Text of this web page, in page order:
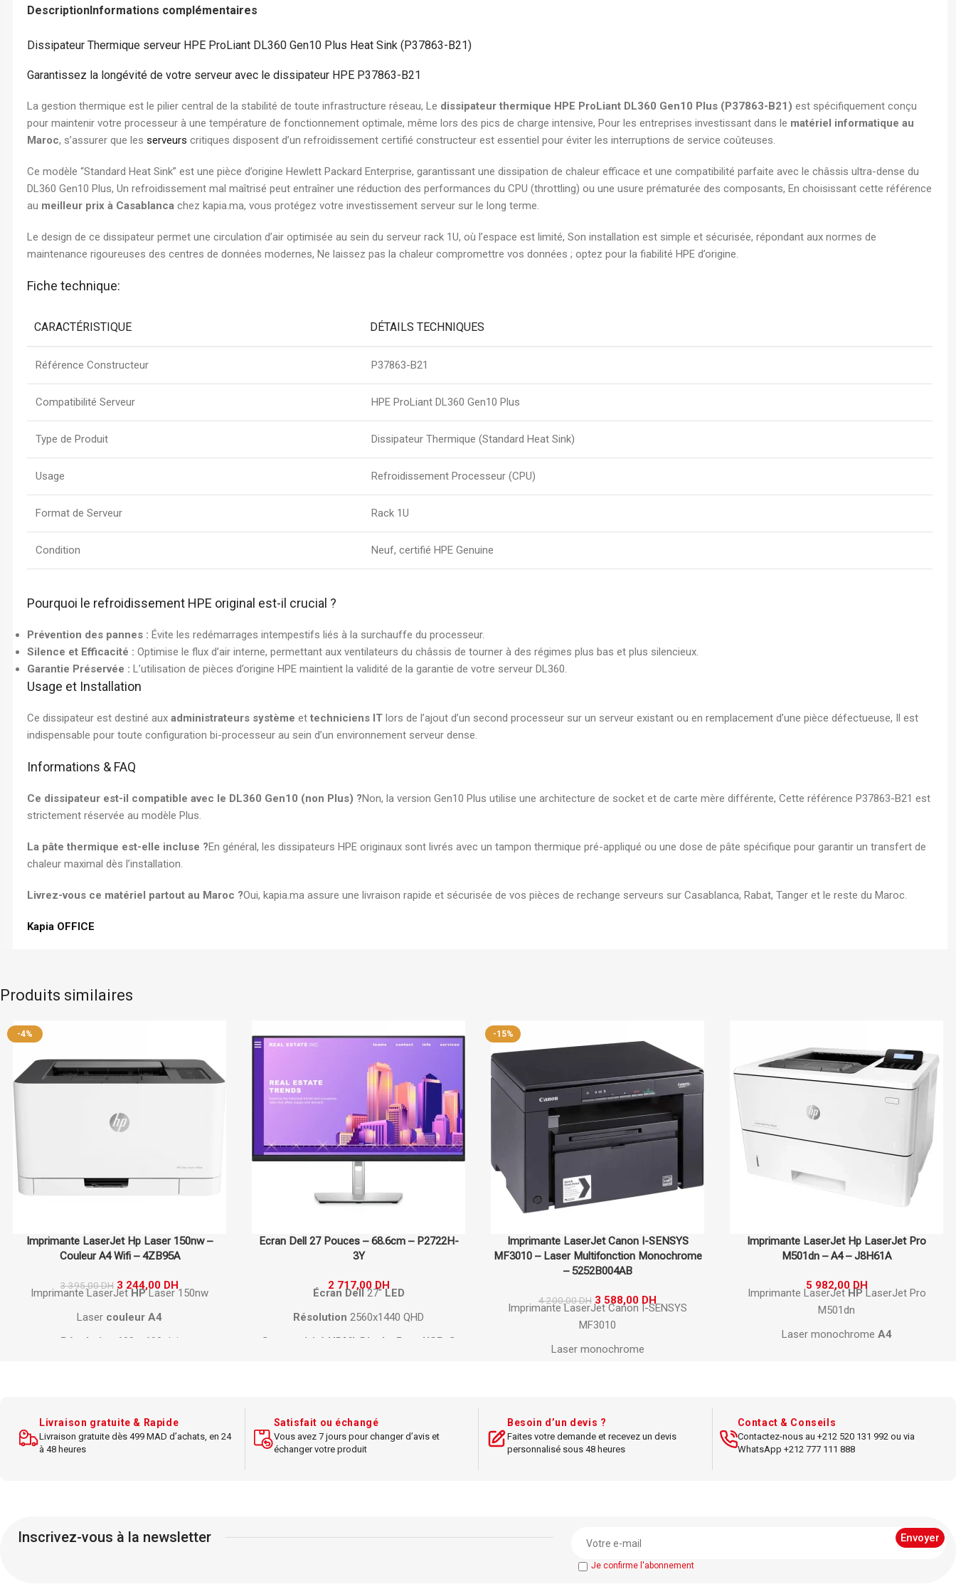
Chemise à Clip
Ramette Chemise
Boîte Archive Cartonnée
Boîte Archive en Poly
Dossier Suspendu
robuste pour archivage sécurisé
19,00 DH
DescriptionInformations complémentaires
Dissipateur Thermique serveur HPE ProLiant DL360 Gen10 Plus Heat Sink (P37863-B21)
Garantissez la longévité de votre serveur avec le dissipateur HPE P37863-B21
La gestion thermique est le pilier central de la stabilité de toute infrastructure réseau, Le dissipateur thermique HPE ProLiant DL360 Gen10 Plus (P37863-B21) est spécifiquement conçu
pour maintenir votre processeur à une température de fonctionnement optimale, même lors des pics de charge intensive, Pour les entreprises investissant dans le matériel informatique au
Maroc, s’assurer que les serveurs critiques disposent d’un refroidissement certifié constructeur est essentiel pour éviter les interruptions de service coûteuses.
Ce modèle “Standard Heat Sink” est une pièce d’origine Hewlett Packard Enterprise, garantissant une dissipation de chaleur efficace et une compatibilité parfaite avec le châssis ultra-dense du
DL360 Gen10 Plus, Un refroidissement mal maîtrisé peut entraîner une réduction des performances du CPU (throttling) ou une usure prématurée des composants, En choisissant cette référence
au meilleur prix à Casablanca chez kapia.ma, vous protégez votre investissement serveur sur le long terme.
Le design de ce dissipateur permet une circulation d’air optimisée au sein du serveur rack 1U, où l’espace est limité, Son installation est simple et sécurisée, répondant aux normes de
maintenance rigoureuses des centres de données modernes, Ne laissez pas la chaleur compromettre vos données ; optez pour la fiabilité HPE d’origine.
Fiche technique:
CARACTÉRISTIQUE DÉTAILS TECHNIQUES
Référence Constructeur P37863-B21
Compatibilité Serveur HPE ProLiant DL360 Gen10 Plus
Type de Produit Dissipateur Thermique (Standard Heat Sink)
Usage Refroidissement Processeur (CPU)
Format de Serveur Rack 1U
Condition Neuf, certifié HPE Genuine
Pourquoi le refroidissement HPE original est-il crucial ?
Prévention des pannes : Évite les redémarrages intempestifs liés à la surchauffe du processeur.
Silence et Efficacité : Optimise le flux d’air interne, permettant aux ventilateurs du châssis de tourner à des régimes plus bas et plus silencieux.
Garantie Préservée : L’utilisation de pièces d’origine HPE maintient la validité de la garantie de votre serveur DL360.
Usage et Installation
Ce dissipateur est destiné aux administrateurs système et techniciens IT lors de l’ajout d’un second processeur sur un serveur existant ou en remplacement d’une pièce défectueuse, Il est
indispensable pour toute configuration bi-processeur au sein d’un environnement serveur dense.
Informations & FAQ
Ce dissipateur est-il compatible avec le DL360 Gen10 (non Plus) ?Non, la version Gen10 Plus utilise une architecture de socket et de carte mère différente, Cette référence P37863-B21 est
strictement réservée au modèle Plus.
La pâte thermique est-elle incluse ?En général, les dissipateurs HPE originaux sont livrés avec un tampon thermique pré-appliqué ou une dose de pâte spécifique pour garantir un transfert de
chaleur maximal dès l’installation.
Livrez-vous ce matériel partout au Maroc ?Oui, kapia.ma assure une livraison rapide et sécurisée de vos pièces de rechange serveurs sur Casablanca, Rabat, Tanger et le reste du Maroc.
Kapia OFFICE
Produits similaires
-4%
Imprimante LaserJet Hp Laser 150nw –
Couleur A4 Wifi – 4ZB95A
Hp
3 395,00DH 3 244,00 DH
Imprimante LaserJetHPLaser 150nw
Laser couleur A4
Résolution
600 x 600 dpi
Impression recto verso manuelle
Ecran Dell 27 Pouces – 68.6cm – P2722H-
3Y
2 717,00 DH
Écran Dell27"LED
Résolution 2560x1440 QHD
Connectivité HDMI DisplayPort
USB-C
Angle de vision large
-15%
Imprimante LaserJet Canon I-SENSYS
MF3010 – Laser Multifonction Monochrome
– 5252B004AB
4 200,00DH 3 588,00 DH
Imprimante LaserJet Canon I-SENSYS
MF3010
Laser monochrome
Vitesse d'impression : jusqu'à 18 ppm
Design compact
Windows et Mac
Imprimante LaserJet Hp LaserJet Pro
M501dn – A4 – J8H61A
5 982,00 DH
Imprimante LaserJetHPLaserJet Pro
M501dn
Laser monochrome A4
Impression recto verso automatique
Capacité papier : 650 feuilles
Livraison gratuite & Rapide
Livraison gratuite dès 499 MAD d’achats, en 24
à 48 heures
Satisfait ou échangé
Vous avez 7 jours pour changer d’avis et
échanger votre produit
Besoin d’un devis ?
Faites votre demande et recevez un devis
personnalisé sous 48 heures
Contact & Conseils
Contactez-nous au +212 520 131 992 ou via
WhatsApp +212 777 111 888
Inscrivez-vous à la newsletter
Je confirme l'abonnement